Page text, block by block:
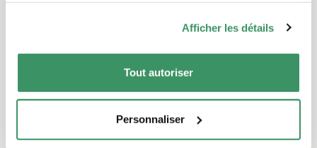
Afficher les détails
Tout autoriser
Personnaliser
Selon lui, “la médiation est un instrument
affaires de divorce et pour élaborer ensemble
des conventions de divorce judicieuses.
Surtout lorsque des enfants sont concernés,
il faut un environnement harmonieux et